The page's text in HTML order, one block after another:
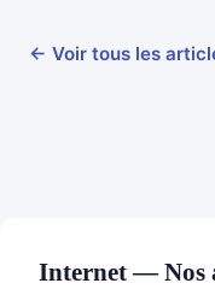
← Voir tous les
Internet — Nos